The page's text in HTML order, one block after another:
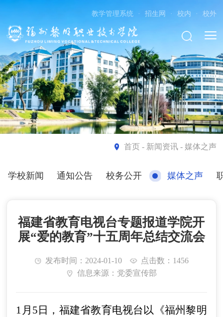
教学管理系统 · 招生网 · 校内 · 校外
首页- 新闻资讯 - 媒体之声
学校新闻 通知公告 校务公开 媒体之声
福建省教育电视台专题报道学院开
展“爱的教育”十五周年总结交流会
发布时间：2024-01-10
点击数：1456
信息来源：党委宣传部
1 月 5 日，福建省教育电视台以 《福州黎明